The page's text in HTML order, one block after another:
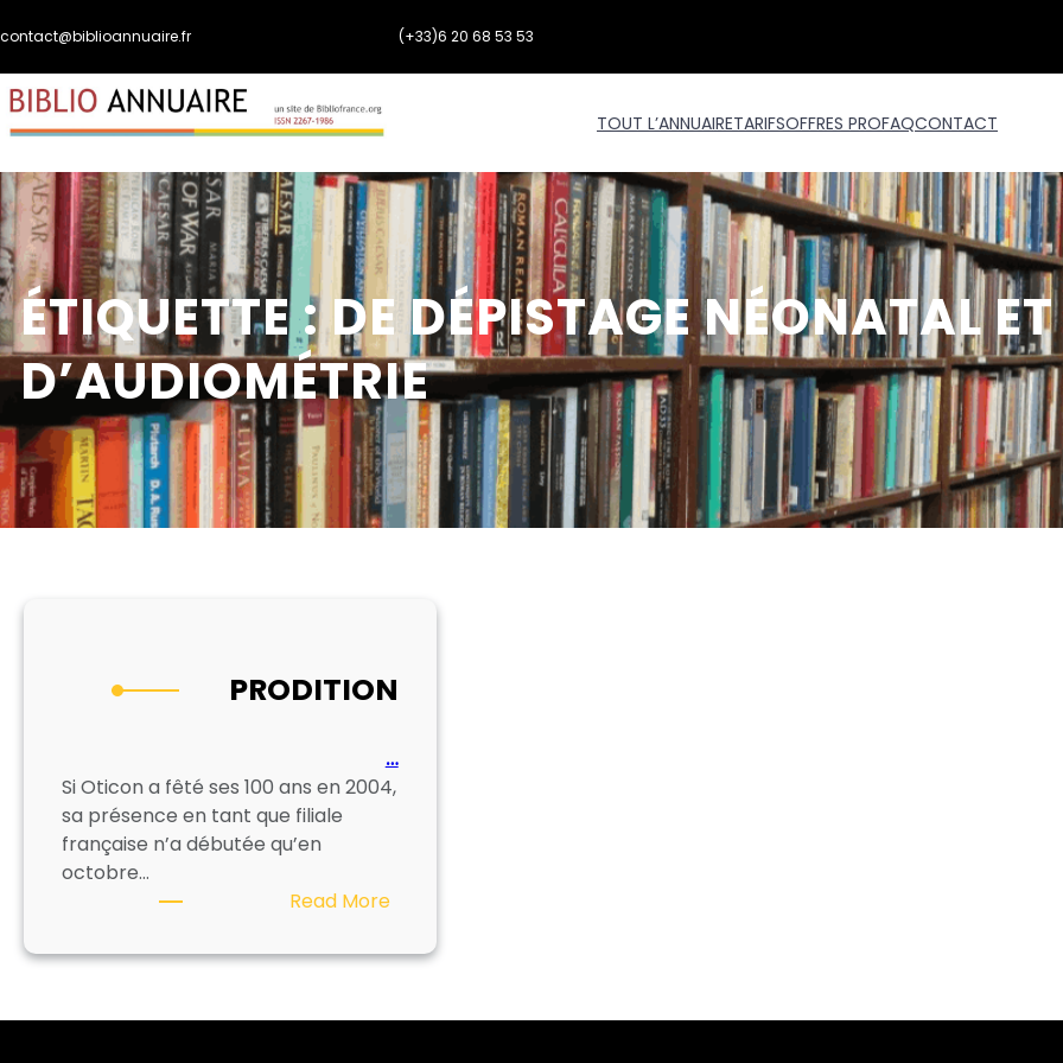
au
contenu
contact@biblioannuaire.fr (+33)6 20 68 53 53
TOUT L’ANNUAIRETARIFSOFFRES PROFAQCONTACT
ÉTIQUETTE :DE DÉPISTAGE NÉONATAL ET
D’AUDIOMÉTRIE
PRODITION
…
Si Oticon a fêté ses 100 ans en 2004,
sa présence en tant que filiale
française n’a débutée qu’en
octobre…
Read More: